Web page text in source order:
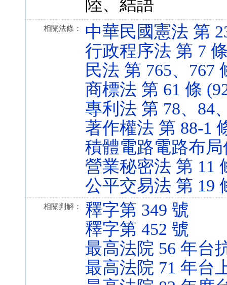
陸、結語
相關法條：
中華民國憲法 第
行政程序法 第 7
民法 第 765、767
商標法 第 61 條
專利法 第 78、84
著作權法 第 88-1
積體電路電路布局
營業秘密法 第 11
公平交易法 第 19
相關判解：
釋字第 349 號
釋字第 452 號
最高法院 56 年台
最高法院 71 年台